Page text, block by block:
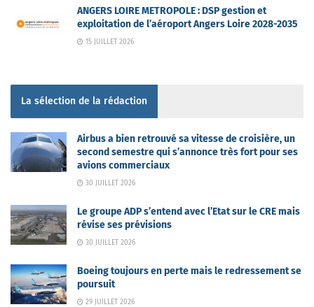
ANGERS LOIRE METROPOLE : DSP gestion et
exploitation de l’aéroport Angers Loire 2028-2035
15 JUILLET 2026
La sélection de la rédaction
Airbus a bien retrouvé sa vitesse de croisière, un
second semestre qui s’annonce très fort pour ses
avions commerciaux
30 JUILLET 2026
Le groupe ADP s’entend avec l’Etat sur le CRE mais
révise ses prévisions
30 JUILLET 2026
Boeing toujours en perte mais le redressement se
poursuit
29 JUILLET 2026